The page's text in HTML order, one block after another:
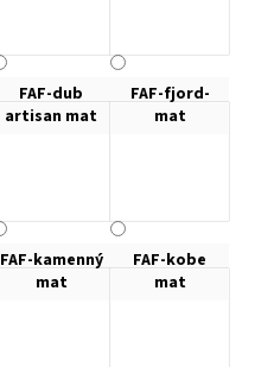
FAF-dub
artisan mat
FAF-fjord-
mat
FAF-kamenný
mat
FAF-kobe
mat